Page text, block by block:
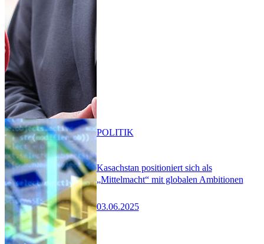
Kasachstan positioniert sich als
„Mittelmacht“ mit globalen Ambitionen
03.06.2025
POLITIK